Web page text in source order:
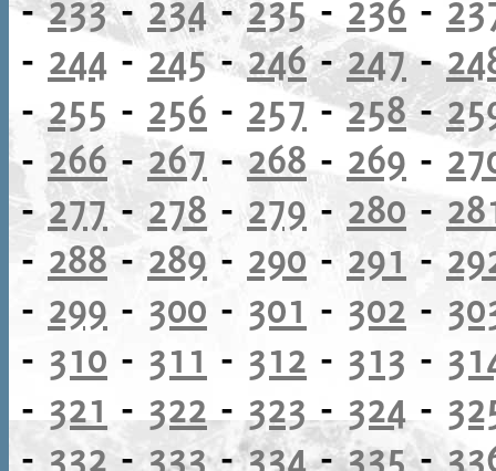
- 244 - 245-246-247-
-255 - 256 - 257-258-
- 266 -267 - 268 - 269 -
-277-278 - 279 - 280 -
- 288 - 289 - 290 - 291 -
- 299 - 300 - 301 - 302 -
- 310 - 311 - 312 - 313 -
- 321 -322-323-324-
- 332 - 333-334-335-